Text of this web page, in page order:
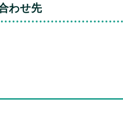
わせ先